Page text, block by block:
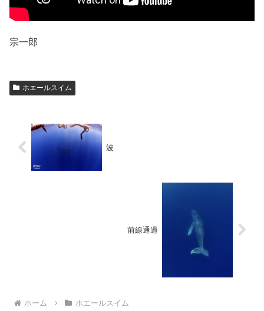
宗一郎
ホエールスイム
波
前線通過
ホーム ホエールスイム